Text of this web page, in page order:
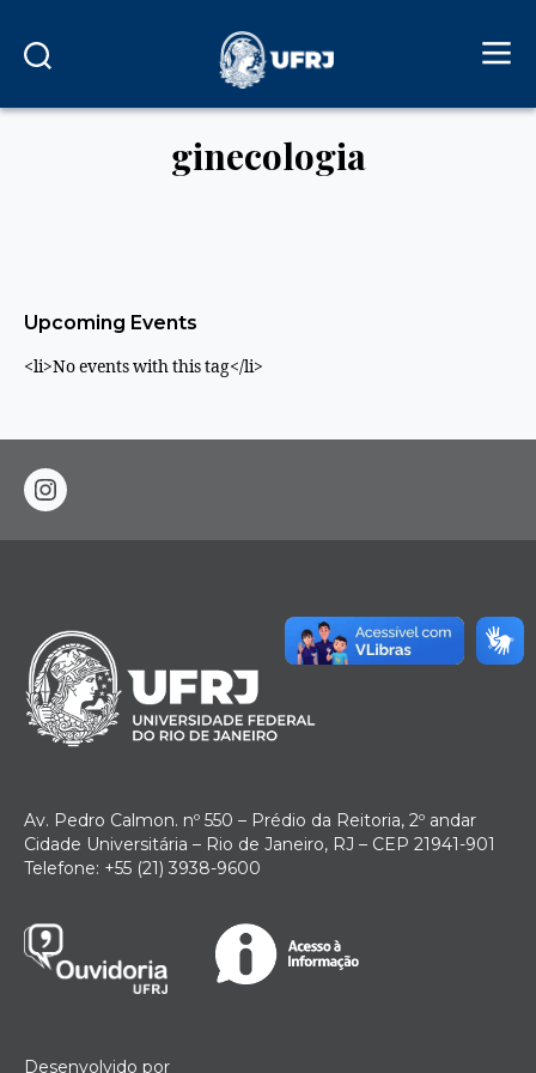
ginecologia
Upcoming Events
<li>No events with this tag</li>
instagram
Av. Pedro Calmon. nº 550 – Prédio da Reitoria, 2º andar
Cidade Universitária – Rio de Janeiro, RJ – CEP 21941-901
Telefone: +55 (21) 3938-9600
Desenvolvido por